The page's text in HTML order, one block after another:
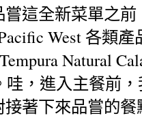
這全新菜單之
West 各類
Natural
哇，進入主餐前
著下來品嘗的